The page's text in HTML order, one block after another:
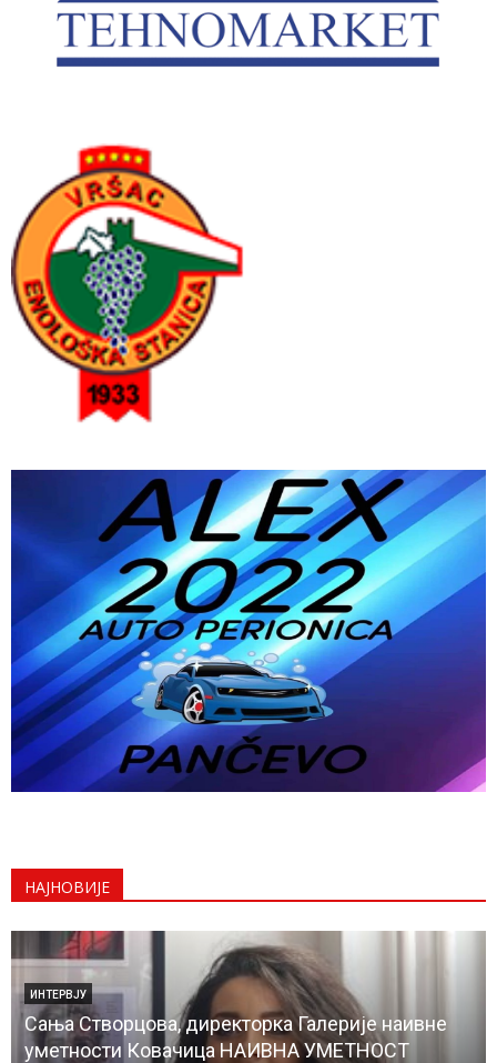
НАЈНОВИЈЕ
ИНТЕРВЈУ
Сања Створцова, директорка Галерије наивне
уметности Ковачица НАИВНА УМЕТНОСТ